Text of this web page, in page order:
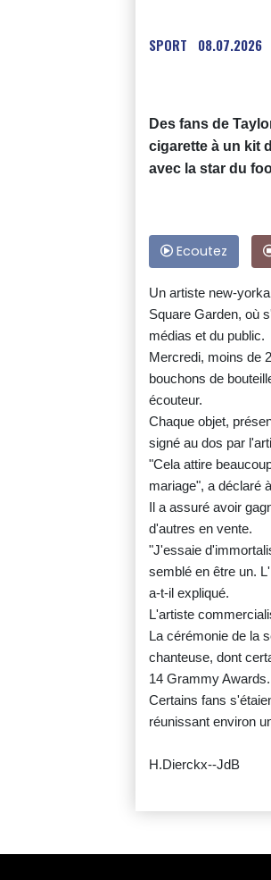
SPORT 08.07.2026
Des fans de
cigarette à un kit
avec la star du
Ecoutez
Un artiste new-
Square Garden, où
médias et du public.
Mercredi, moins de
bouchons de
écouteur.
Chaque objet,
signé au dos par
"Cela attire
mariage", a déclaré
Il a assuré avoir
d'autres en vente.
"J'essaie
semblé en être un.
a-t-il expliqué.
L'artiste
La cérémonie de la
chanteuse, dont
14 Grammy Awards.
Certains fans
réunissant environ
H.Dierckx--JdB